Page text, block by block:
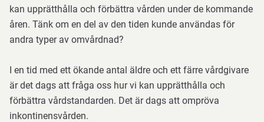
kan upprätthålla och förbättra vården under de kommande
åren. Tänk om en del av den tiden kunde användas för
andra typer av omvårdnad?
I en tid med ett ökande antal äldre och ett färre vårdgivare
är det dags att fråga oss hur vi kan upprätthålla och
förbättra vårdstandarden. Det är dags att ompröva
inkontinensvården.